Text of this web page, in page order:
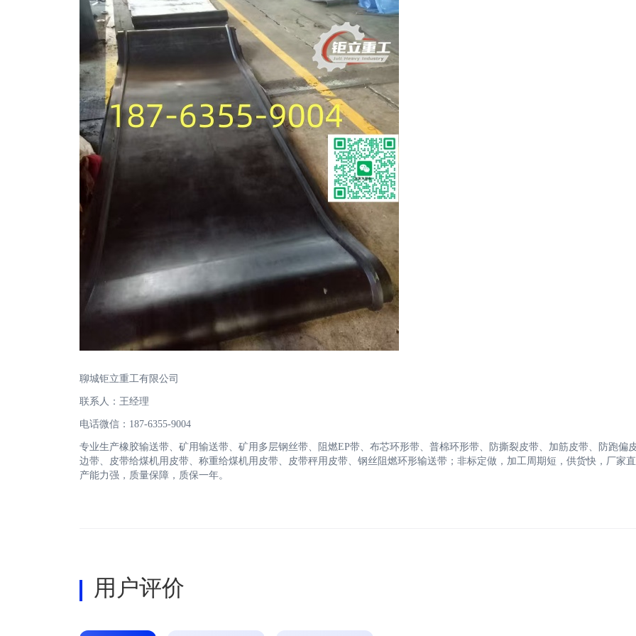
聊城钜立重工有限公司
联系人：王经理
电话微信：187-6355-9004
专业生产橡胶输送带、矿用输送带、矿用多层钢丝带、阻燃EP带、布芯环形带、普棉环形带、防撕裂皮带、加筋皮带、防跑偏
边带、皮带给煤机用皮带、称重给煤机用皮带、皮带秤用皮带、钢丝阻燃环形输送带；非标定做，加工周期短，供货快，厂家
产能力强，质量保障，质保一年。
用户评价